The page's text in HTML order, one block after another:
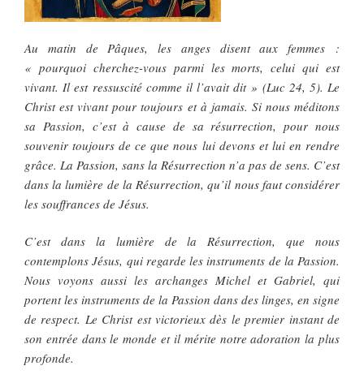
Au matin de Pâques, les anges disent aux femmes :
« pourquoi cherchez-vous parmi les morts, celui qui est
vivant. Il est ressuscité comme il l’avait dit » (Luc 24, 5). Le
Christ est vivant pour toujours et à jamais. Si nous méditons
sa Passion, c’est à cause de sa résurrection, pour nous
souvenir toujours de ce que nous lui devons et lui en rendre
grâce. La Passion, sans la Résurrection n’a pas de sens. C’est
dans la lumière de la Résurrection, qu’il nous faut considérer
les souffrances de Jésus.
C’est dans la lumière de la Résurrection, que nous
contemplons Jésus, qui regarde les instruments de la Passion.
Nous voyons aussi les archanges Michel et Gabriel, qui
portent les instruments de la Passion dans des linges, en signe
de respect. Le Christ est victorieux dès le premier instant de
son entrée dans le monde et il mérite notre adoration la plus
profonde.